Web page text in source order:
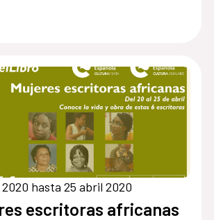
2020 hasta 25 abril 2020
escritoras africanas